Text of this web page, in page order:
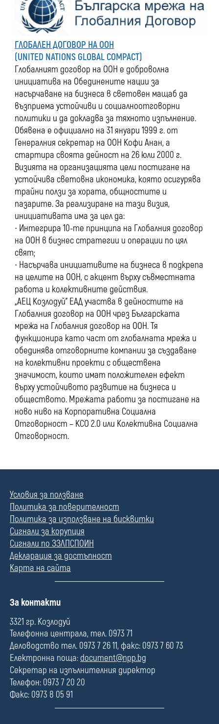
ГЛОБАЛЕН ДОГОВОР НА ООН
(UNITED NATIONS GLOBAL COMPACT)
Глобалният договор на ООН е доброволна
инициатива на Обединените нации за
насърчаване на бизнеса в световен мащаб да
възприема устойчиви и социалноотговорни
политики и да докладва за тяхното изпълнение.
Обявена е официално на 31 януари 1999 г. от
Генералния секретар на ООН Кофи Анан, а
стартира своята дейност на 26 юли 2000 г.
Визията на организацията цели постигане на
устойчива световна икономика, която осигурява
трайни ползи за хората, общностите и
пазарите. За реализиране на тази визия,
инициативата има за цел да:
∙ Интегрира 10-те принципа на Глобалния договор
на ООН в бизнес стратегии и операции по цял
свят;
∙ Насърчава инициативите на бизнеса в подкрепа
на целите на ООН, с акцент върху съвместната
работа и колективните действия.
„АЕЦ Козлодуй” ЕАД участва в дейностите на
Глобалния договор на ООН чрез Българската
мрежа на Глобалния договор на ООН. Тя
функционира като част от глобалната мрежа и
обединява отговорните компании за създаване
на колективни проекти с обществена
значимост, които имат положителен ефект
върху устойчивото развитие на бизнеса и
обществото. Мрежата работи за постигане на
ново ниво на Корпоративна Социална
Отговорност – КСО 2.0 или Колективна Социална
Отговорност.
Условия за ползване
Политика за поверителност
Политика за използване на бисквитки
Сигнали за корупция
Сигнали по ЗЗЛПСПОИН
Декларация за достъпност
Карта на сайта
П
л
е
За контакти
3321 гр. Козлодуй
Телефонна централа, тел. 0973 71
Деловодство тел. 0973 7 26 11, факс: 0973 7 60 73
Електронна поща: document@npp.bg
Секретар на изпълнителния директор
Телефон: 0973 7 20 20
Факс: 0973 8 05 91